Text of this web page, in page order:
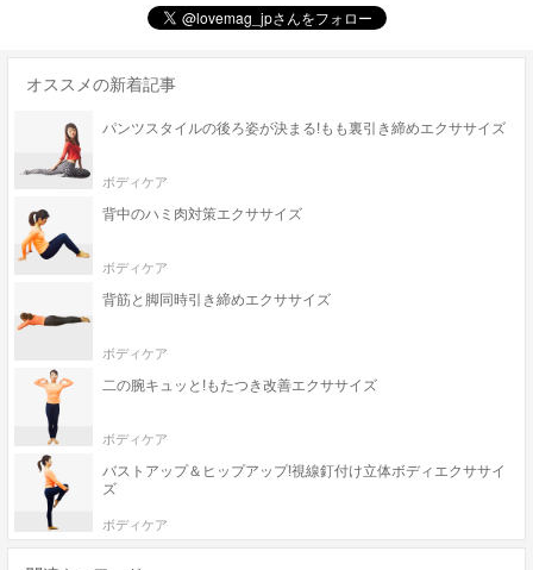
オススメの新着記事
パンツスタイルの後ろ姿が決まる!もも裏引き締めエクササイズ
ボディケア
背中のハミ肉対策エクササイズ
ボディケア
背筋と脚同時引き締めエクササイズ
ボディケア
二の腕キュッと!もたつき改善エクササイズ
ボディケア
バストアップ＆ヒップアップ!視線釘付け立体ボディエクササイ
ズ
ボディケア